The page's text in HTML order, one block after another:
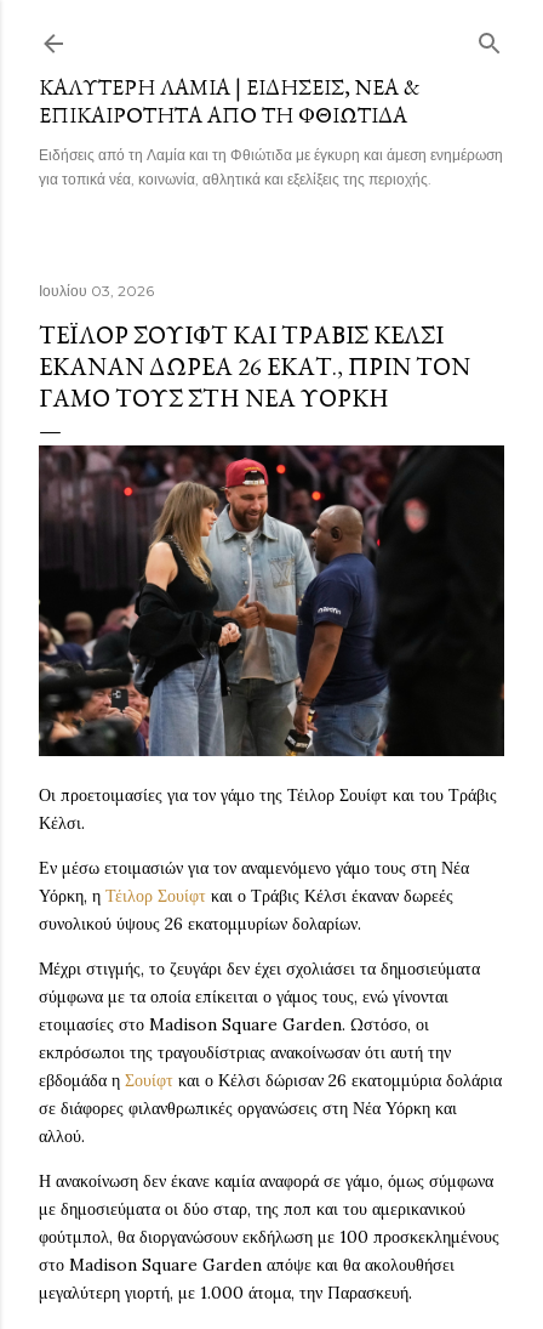
ΚΑΛΎΤΕΡΗ ΛΑΜΊΑ | ΕΙΔΉΣΕΙΣ, ΝΈΑ &
ΕΠΙΚΑΙΡΌΤΗΤΑ ΑΠΌ ΤΗ ΦΘΙΏΤΙΔΑ
Ειδήσεις από τη Λαμία και τη Φθιώτιδα με έγκυρη και άμεση ενημέρωση
για τοπικά νέα, κοινωνία, αθλητικά και εξελίξεις της περιοχής.
Ιουλίου 03, 2026
ΤΈΙΛΟΡ ΣΟΥΊΦΤ ΚΑΙ ΤΡΆΒΙΣ ΚΈΛΣΙ
ΈΚΑΝΑΝ ΔΩΡΕΆ 26 ΕΚΑΤ., ΠΡΙΝ ΤΟΝ
ΓΆΜΟ ΤΟΥΣ ΣΤΗ ΝΈΑ ΥΌΡΚΗ
Οι προετοιμασίες για τον γάμο της Τέιλορ Σουίφτ και του Τράβις
Κέλσι.
Εν μέσω ετοιμασιών για τον αναμενόμενο γάμο τους στη Νέα
Υόρκη, η Τέιλορ Σουίφτ και ο Τράβις Κέλσι έκαναν δωρεές
συνολικού ύψους 26 εκατομμυρίων δολαρίων.
Μέχρι στιγμής, το ζευγάρι δεν έχει σχολιάσει τα δημοσιεύματα
σύμφωνα με τα οποία επίκειται ο γάμος τους, ενώ γίνονται
ετοιμασίες στο Madison Square Garden. Ωστόσο, οι
εκπρόσωποι της τραγουδίστριας ανακοίνωσαν ότι αυτή την
εβδομάδα η Σουίφτ και ο Κέλσι δώρισαν 26 εκατομμύρια δολάρια
σε διάφορες φιλανθρωπικές οργανώσεις στη Νέα Υόρκη και
αλλού.
Η ανακοίνωση δεν έκανε καμία αναφορά σε γάμο, όμως σύμφωνα
με δημοσιεύματα οι δύο σταρ, της ποπ και του αμερικανικού
φούτμπολ, θα διοργανώσουν εκδήλωση με 100 προσκεκλημένους
στο Madison Square Garden απόψε και θα ακολουθήσει
μεγαλύτερη γιορτή, με 1.000 άτομα, την Παρασκευή.